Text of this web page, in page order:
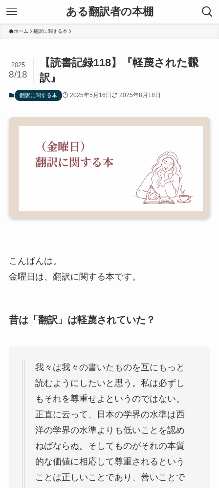
ある翻訳者の本棚
ホーム 翻訳に関する本
【読書記録118】『軽蔑された飜
訳』
2025
8/18
翻訳に関する本 2025年5月16日 2025年8月18日
こんばんは。
金曜日は、翻訳に関する本です。
昔は「翻訳」は軽蔑されていた？
我々は我々の書いたものを互にもっと
読むようにしたいと思う。私は必ずし
もそれを尊重せよというのではない。
正直に云って、日本の学界の水準は西
洋の学界の水準よりも低いことを認め
ねばならぬ。そしてものがそれの本質
的な価値に相応して尊重されるという
ことは正しいことであり、善いことで